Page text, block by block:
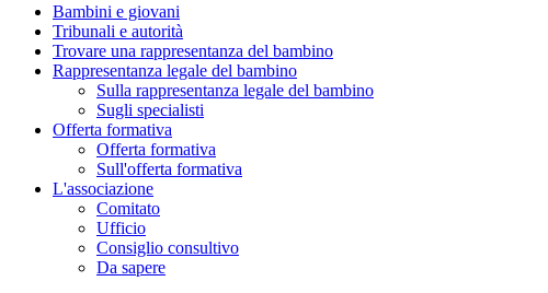
Bambini e giovani
Tribunali e autorità
Trovare una rappresentanza del bambino
Rappresentanza legale del bambino
Sulla rappresentanza legale del bambino
Sugli specialisti
Offerta formativa
Offerta formativa
Sull'offerta formativa
L'associazione
Comitato
Ufficio
Consiglio consultivo
Da sapere